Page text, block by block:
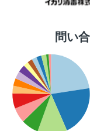
問い